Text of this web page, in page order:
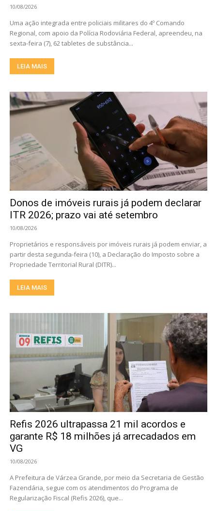
10/08/2026
Uma ação integrada entre policiais militares do 4º Comando
Regional, com apoio da Polícia Rodoviária Federal, apreendeu, na
sexta-feira (7), 62 tabletes de substância...
LEIA MAIS
Donos de imóveis rurais já podem declarar
ITR 2026; prazo vai até setembro
10/08/2026
Proprietários e responsáveis por imóveis rurais já podem enviar, a
partir desta segunda-feira (10), a Declaração do Imposto sobre a
Propriedade Territorial Rural (DITR)...
LEIA MAIS
Refis 2026 ultrapassa 21 mil acordos e
garante R$ 18 milhões já arrecadados em
VG
10/08/2026
A Prefeitura de Várzea Grande, por meio da Secretaria de Gestão
Fazendária, segue com os atendimentos do Programa de
Regularização Fiscal (Refis 2026), que...